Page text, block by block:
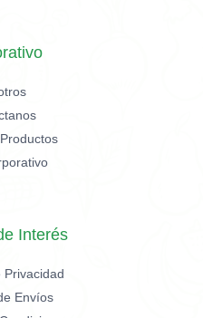
Interés
Privacidad
Envíos